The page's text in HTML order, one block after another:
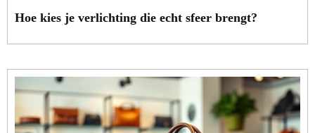
Hoe kies je verlichting die echt sfeer brengt?